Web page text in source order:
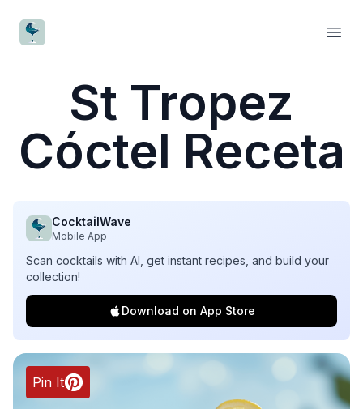
CocktailWave
St Tropez
Cóctel Receta
CocktailWave
Mobile App
Scan cocktails with AI, get instant recipes, and build your
collection!
Download on App Store
Pin It